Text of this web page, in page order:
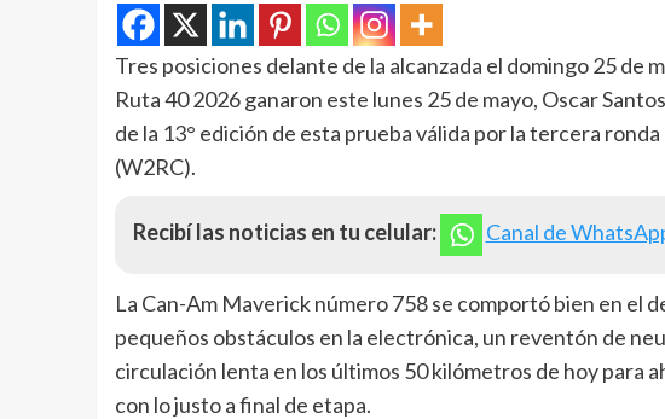
Tres posiciones delante de la alcanzada el domingo 25 de
Ruta 40 2026 ganaron este lunes 25 de mayo, Oscar
de la 13° edición de esta prueba válida por la tercera
(W2RC).
Recibí las noticias en tu celular: Canal de
La Can-Am Maverick número 758 se comportó bien en el
pequeños obstáculos en la electrónica, un reventón de
circulación lenta en los últimos 50 kilómetros de hoy para
con lo justo a final de etapa.